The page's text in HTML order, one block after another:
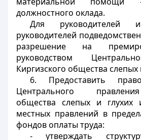
должностного оклада.
Для руководителей и
руководителей
разрешение на
руководством
Киргизского общества слепых
6. Предоставить
Центрального
общества слепых и глухих
местных правлений в
фондов оплаты труда:
- утверждать